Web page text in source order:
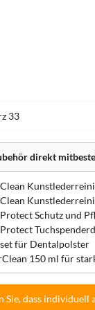
direkt
für Dentalpolster
150 ml für
Sie, dass